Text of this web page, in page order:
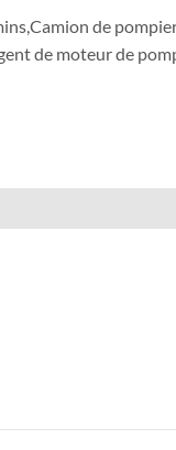
de
de moteur de